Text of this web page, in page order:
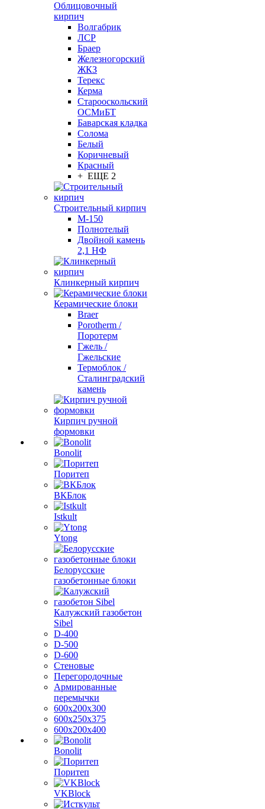
Облицовочный
кирпич
Волгабрик
ЛСР
Браер
Железногорский
ЖКЗ
Терекс
Керма
Старооскольский
ОСМиБТ
Баварская кладка
Солома
Белый
Коричневый
Красный
+ ЕЩЕ 2
Строительный кирпич
М-150
Полнотелый
Двойной камень
2,1 НФ
Клинкерный кирпич
Керамические блоки
Braer
Porotherm /
Поротерм
Гжель /
Гжельские
Термоблок /
Сталинградский
камень
Кирпич ручной
формовки
Bonolit
Поритеп
ВКБлок
Istkult
Ytong
Белорусские
газобетонные блоки
Калужский газобетон
Sibel
D-400
D-500
D-600
Стеновые
Перегородочные
Армированные
перемычки
600х200х300
600х250х375
600х200х400
Bonolit
Поритеп
VKBlock